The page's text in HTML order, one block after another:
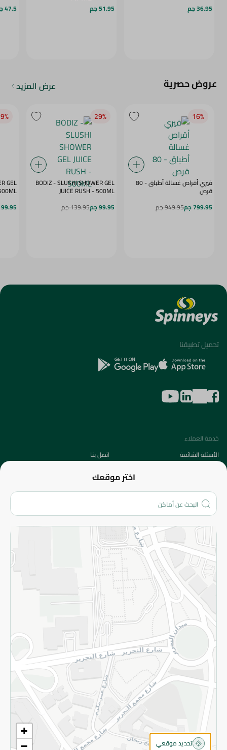
36.95 جم
51.95 جم
47.5 جم
عروض حصرية عرض المزيد
16‎%‎
فيري أقراص غسالة أطباق - 80
قرص
799.95 جم
949.95 جم
29‎%‎
BODIZ - SLUSHI SHOWER GEL
JUICE RUSH - 500ML
99.95 جم
139.95 جم
GEL
DAZE - 500ML
99.95 جم
اختر موقعك
+
−
تحديد موقعي
تحميل تطبيقنا
خدمة العملاء
الأسئلة الشائعة
اتصل بنا
من نحن؟
الفروع
المزيد
الاسترجاع
سياسة الاستخدام
سياسة الخصوصية
قم بالتسجيل للنشرة
©2026 - Spinneys | جميع الحقوق محفوظة